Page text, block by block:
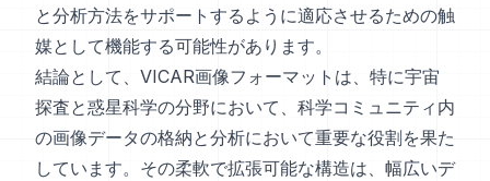
と分析方法をサポートするように適応させるための触
媒として機能する可能性があります。
結論として、VICAR画像フォーマットは、特に宇宙
探査と惑星科学の分野において、科学コミュニティ内
の画像データの格納と分析において重要な役割を果た
しています。その柔軟で拡張可能な構造は、幅広いデ